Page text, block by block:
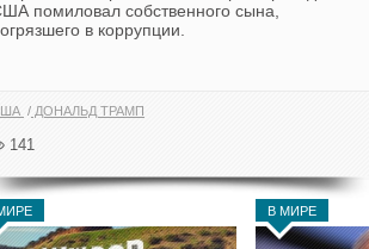
помиловал собственного сына,
в коррупции.
ДОНАЛЬД ТРАМП
141
В МИРЕ